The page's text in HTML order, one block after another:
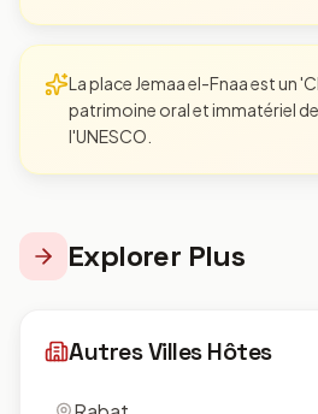
La place Jemaa el-Fnaa est un
patrimoine oral et immatériel
l'UNESCO.
Explorer Plus
Autres Villes Hôtes